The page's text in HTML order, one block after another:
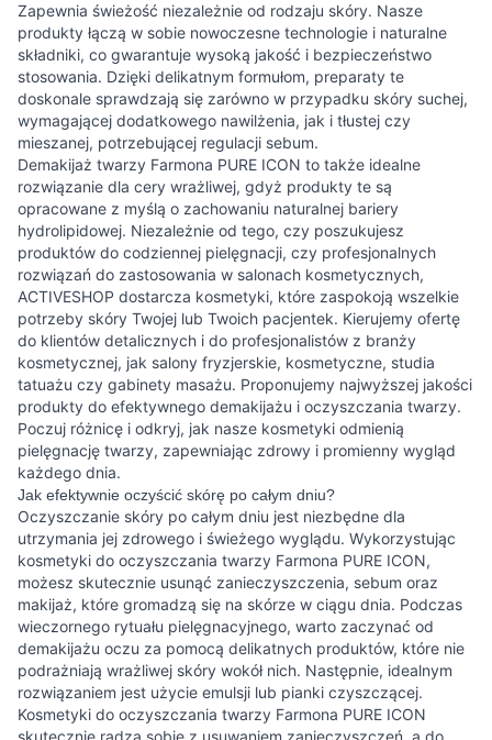
Zapewnia świeżość niezależnie od rodzaju skóry. Nasze
produkty łączą w sobie nowoczesne technologie i naturalne
składniki, co gwarantuje wysoką jakość i bezpieczeństwo
stosowania. Dzięki delikatnym formułom, preparaty te
doskonale sprawdzają się zarówno w przypadku skóry suchej,
wymagającej dodatkowego nawilżenia, jak i tłustej czy
mieszanej, potrzebującej regulacji sebum.
Demakijaż twarzy Farmona PURE ICON to także idealne
rozwiązanie dla cery wrażliwej, gdyż produkty te są
opracowane z myślą o zachowaniu naturalnej bariery
hydrolipidowej. Niezależnie od tego, czy poszukujesz
produktów do codziennej pielęgnacji, czy profesjonalnych
rozwiązań do zastosowania w salonach kosmetycznych,
ACTIVESHOP dostarcza kosmetyki, które zaspokoją wszelkie
potrzeby skóry Twojej lub Twoich pacjentek. Kierujemy ofertę
do klientów detalicznych i do profesjonalistów z branży
kosmetycznej, jak salony fryzjerskie, kosmetyczne, studia
tatuażu czy gabinety masażu. Proponujemy najwyższej jakości
produkty do efektywnego demakijażu i oczyszczania twarzy.
Poczuj różnicę i odkryj, jak nasze kosmetyki odmienią
pielęgnację twarzy, zapewniając zdrowy i promienny wygląd
każdego dnia.
Jak efektywnie oczyścić skórę po całym dniu?
Oczyszczanie skóry po całym dniu jest niezbędne dla
utrzymania jej zdrowego i świeżego wyglądu. Wykorzystując
kosmetyki do oczyszczania twarzy Farmona PURE ICON,
możesz skutecznie usunąć zanieczyszczenia, sebum oraz
makijaż, które gromadzą się na skórze w ciągu dnia. Podczas
wieczornego rytuału pielęgnacyjnego, warto zaczynać od
demakijażu oczu za pomocą delikatnych produktów, które nie
podrażniają wrażliwej skóry wokół nich. Następnie, idealnym
rozwiązaniem jest użycie emulsji lub pianki czyszczącej.
Kosmetyki do oczyszczania twarzy Farmona PURE ICON
skutecznie radzą sobie z usuwaniem zanieczyszczeń, a do